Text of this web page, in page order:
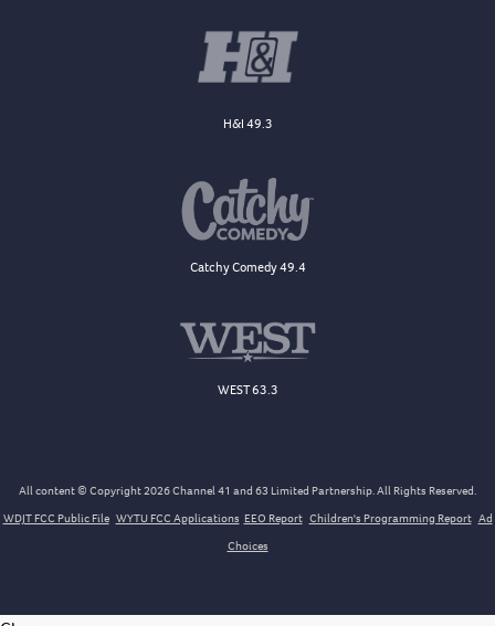
H&I 49.3
Catchy Comedy 49.4
WEST 63.3
All content © Copyright 2026 Channel 41 and 63 Limited Partnership. All Rights Reserved.
WDJT FCC Public File WYTU FCC Applications EEO Report Children's Programming Report Ad
Choices